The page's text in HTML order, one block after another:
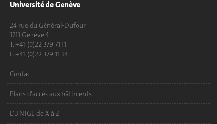
Université de Genève
24 rue du Général-Dufour
1211 Genève 4
T. +41 (0)22 379 71 11
F. +41 (0)22 379 11 34
Contact
Plans d'accès aux bâtiments
L'UNIGE de A à Z